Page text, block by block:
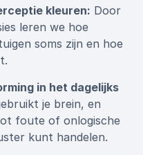
kleuren: Door
leren we hoe
soms zijn en hoe
in het dagelijks
je brein, en
foute of onlogische
kunt handelen.